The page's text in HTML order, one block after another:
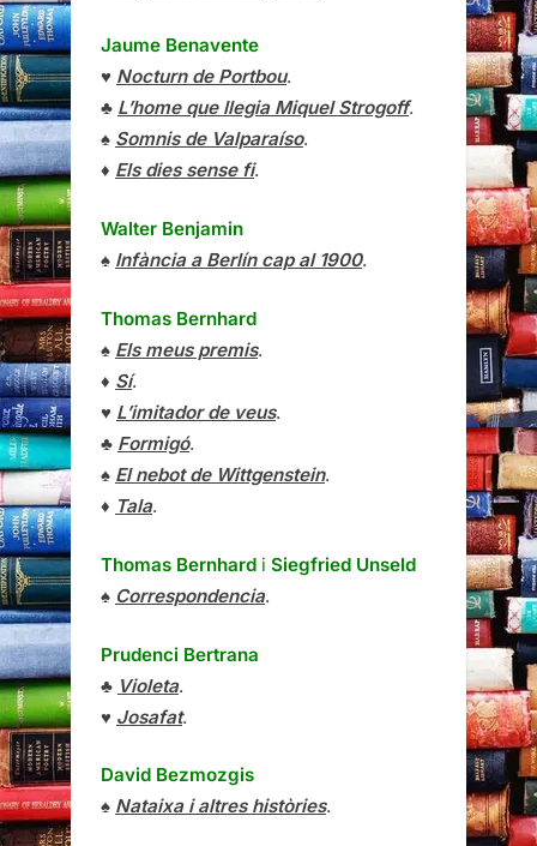
Jaume Benavente
♥ Nocturn de Portbou.
♣ L’home que llegia Miquel Strogoff.
♠ Somnis de Valparaíso.
♦ Els dies sense fi.
Walter Benjamin
♠ Infància a Berlín cap al 1900.
Thomas Bernhard
♠ Els meus premis.
♦ Sí.
♥ L’imitador de veus.
♣ Formigó.
♠ El nebot de Wittgenstein.
♦ Tala.
Thomas Bernhard i Siegfried Unseld
♠ Correspondencia.
Prudenci Bertrana
♣ Violeta.
♥ Josafat.
David Bezmozgis
♠ Nataixa i altres històries.